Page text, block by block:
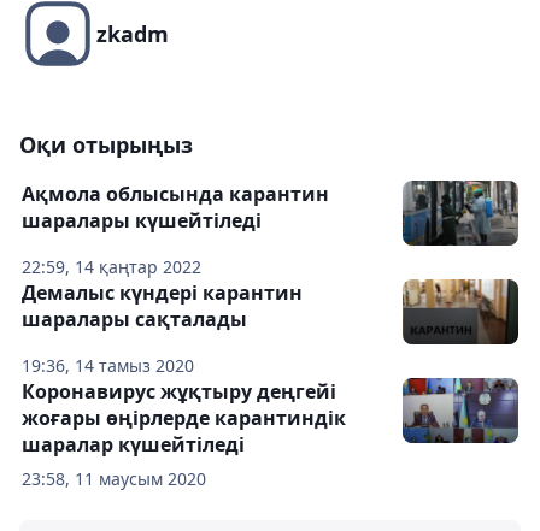
zkadm
Оқи отырыңыз
22:59, 14 қаңтар 2022
Ақмола облысында карантин
шаралары күшейтіледі
19:36, 14 тамыз 2020
Демалыс күндері карантин
шаралары сақталады
23:58, 11 маусым 2020
Коронавирус жұқтыру деңгейі
жоғары өңірлерде карантиндік
шаралар күшейтіледі